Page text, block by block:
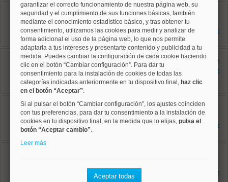
Centro, Justicia
Ref: 50003334
65 m²
dormitorios
1 baños
1.350 €
Chamartín, Ciudad Jardín
Ref: 50004558
101 m²
2 dormitorios
2 baños
antes 2.800 €
2.400 €
Chamberí, Trafalgar
Ref: 50004786
96 m²
2 dormitorios
2 baños
2.200 €
1 dormitorios
2 baños
1.195 €
garantizar el correcto funcionamiento de nuestra página web, su
seguridad y el cumplimiento de sus funciones básicas, también
mediante el conocimiento estadístico básico, y tras obtener tu
consentimiento, utilizamos las cookies para medir y analizar de
forma adicional el uso de la página web, lo que nos permite
adaptarla a tus intereses y presentarte contenido y publicidad a tu
medida. Puedes cambiar la configuración de cada cookie haciendo
clic en el botón “Cambiar configuración”. Para dar tu
consentimiento para la instalación de cookies de todas las
categorías indicadas anteriormente en tu dispositivo final, haz clic
en el botón “Aceptar”.
Si al pulsar el botón “Cambiar configuración”, los ajustes coinciden
con tus preferencias, para dar tu consentimiento a la instalación de
cookies en tu dispositivo final, en la medida que lo elijas, pulsa el
botón “Aceptar cambio”.
Leer más
Aceptar todas